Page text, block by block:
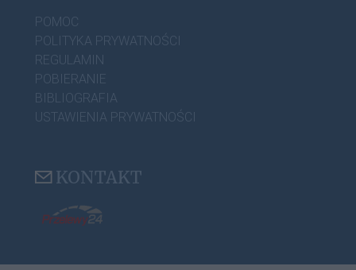
POMOC
POLITYKA PRYWATNOŚCI
REGULAMIN
POBIERANIE
BIBLIOGRAFIA
USTAWIENIA PRYWATNOŚCI
KONTAKT